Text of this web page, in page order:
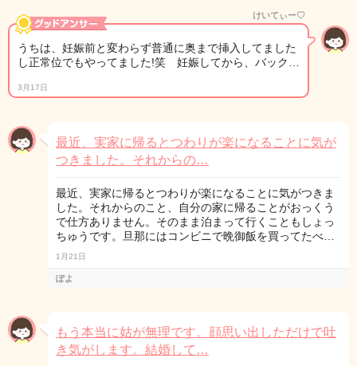
けいてぃー♡
うちは、妊娠前と変わらず普通に奥まで挿入してました
し正常位でもやってました!笑 妊娠してから、バック…
3月17日
最近、実家に帰るとつわりが楽になることに気が
つきました。それからの…
最近、実家に帰るとつわりが楽になることに気がつきま
した。それからのこと、自分の家に帰ることがおっくう
で仕方ありません。そのまま泊まって行くこともしょっ
ちゅうです。旦那にはコンビニで晩御飯を買ってたべ…
1月21日
ぽよ
もう本当に姑が無理です。顔思い出しただけで吐
き気がします。結婚して…